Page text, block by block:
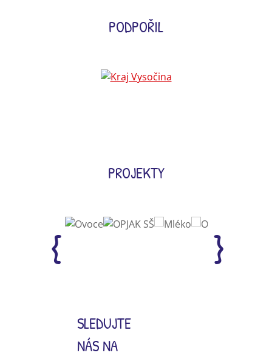
PODPOŘIL
PROJEKTY
SLEDUJTE
NÁS NA